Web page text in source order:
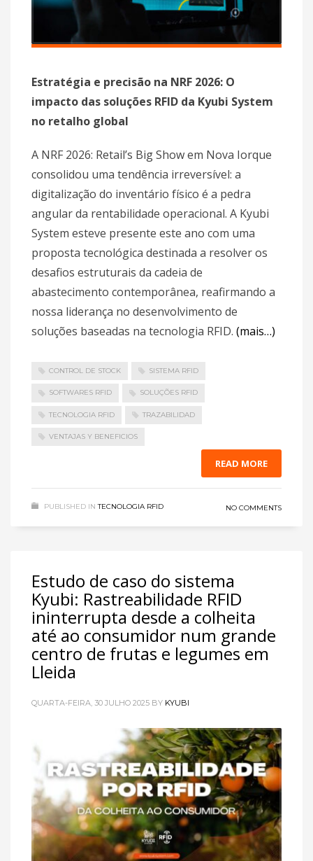
Estratégia e precisão na NRF 2026: O
impacto das soluções RFID da Kyubi System
no retalho global
A NRF 2026: Retail’s Big Show em Nova Iorque
consolidou uma tendência irreversível: a
digitalização do inventário físico é a pedra
angular da rentabilidade operacional. A Kyubi
System esteve presente este ano com uma
proposta tecnológica destinada a resolver os
desafios estruturais da cadeia de
abastecimento contemporânea, reafirmando a
nossa liderança no desenvolvimento de
soluções baseadas na tecnologia RFID. (mais…)
CONTROL DE STOCK SISTEMA RFID
SOFTWARES RFID SOLUÇÕES RFID
TECNOLOGIA RFID TRAZABILIDAD
VENTAJAS Y BENEFICIOS
READ MORE
PUBLISHED IN TECNOLOGIA RFID NO COMMENTS
Estudo de caso do sistema
Kyubi: Rastreabilidade RFID
ininterrupta desde a colheita
até ao consumidor num grande
centro de frutas e legumes em
Lleida
QUARTA-FEIRA, 30 JULHO 2025 BY KYUBI